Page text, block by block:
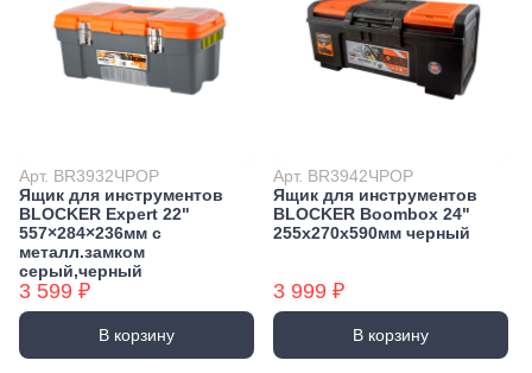
Арт. BR3932ЧРОР
Ящик для инструментов
BLOCKER Expert 22"
557×284×236мм с
металл.замком
серый,черный
3 599 ₽
В корзину
Арт. BR3942ЧРОР
Ящик для инструментов
BLOCKER Boombox 24"
255х270х590мм черный
3 999 ₽
В корзину